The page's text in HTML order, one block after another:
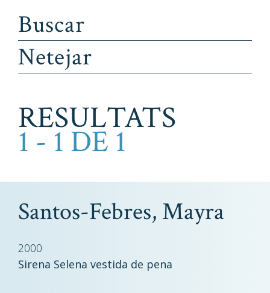
RESULTATS
1 - 1 DE 1
Santos-Febres, Mayra
2000
Sirena Selena vestida de pena